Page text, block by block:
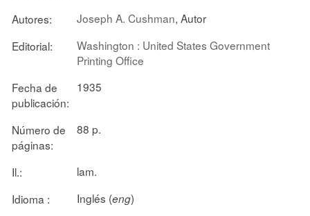
Autores: Joseph A. Cushman, Autor
Editorial:
Washington : United States Government
Printing Office
Fecha de
publicación:
1935
Número de
páginas:
88 p.
Il.:
lam.
Idioma :
Inglés (eng)